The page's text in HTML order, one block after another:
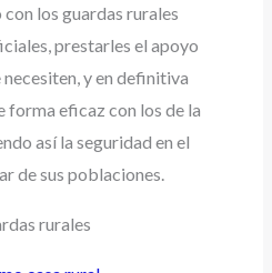
los guardas rurales
prestarles el apoyo
y en definitiva
forma eficaz con los de la
así la seguridad en el
de sus poblaciones.